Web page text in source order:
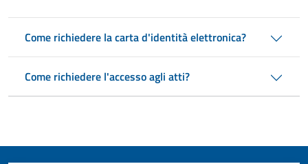
Come richiedere la carta d'identità elettronica?
Come richiedere l'accesso agli atti?